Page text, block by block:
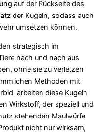
auf der Rückseite des
der Kugeln, sodass auch
umsetzen können.
strategisch im
nach und nach aus
ohne sie zu verletzen
Methoden mit
arbeiten diese Kugeln
Wirkstoff, der speziell und
stehenden Maulwürfe
nicht nur wirksam,